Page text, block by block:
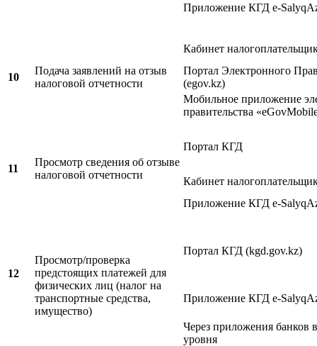
Приложение КГД e-
10
Подача заявлений на отзыв
налоговой отчетности
Кабинет
Портал Электронного
(egov.kz)
Мобильное приложение
правительства
11
Просмотр сведения об отзыве
налоговой отчетности
Портал КГД
Кабинет
Приложение КГД e-
12
Просмотр/проверка
предстоящих платежей для
физических лиц (налог на
транспортные средства,
имущество)
Портал КГД (kgd.gov.kz)
Приложение КГД e-
Через приложения банков
уровня